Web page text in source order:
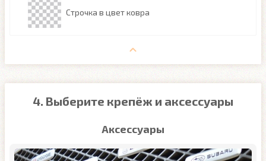
Строчка в цвет ковра
4. Выберите крепёж и аксессуары
Аксессуары